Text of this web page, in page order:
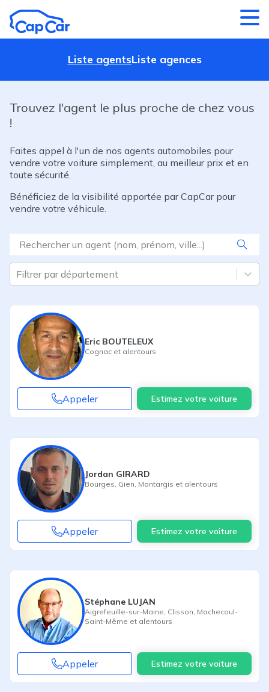
Liste agentsListe agences
Trouvez l'agent le plus proche de chez vous
!
Faites appel à l'un de nos agents automobiles pour
vendre votre voiture simplement, au meilleur prix et en
toute sécurité.
Bénéficiez de la visibilité apportée par CapCar pour
vendre votre véhicule.
Filtrer par département
Eric BOUTELEUX
Cognac et alentours
Appeler Estimez votre voiture
Jordan GIRARD
Bourges Gien Montargis et alentours
Appeler Estimez votre voiture
Stéphane LUJAN
Aigrefeuille-sur-Maine Clisson Machecoul-
Saint-Même et alentours
Appeler Estimez votre voiture